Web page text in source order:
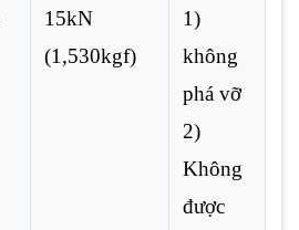
15kN
(1,530kgf)
1)
không
phá vỡ
2)
Không
được